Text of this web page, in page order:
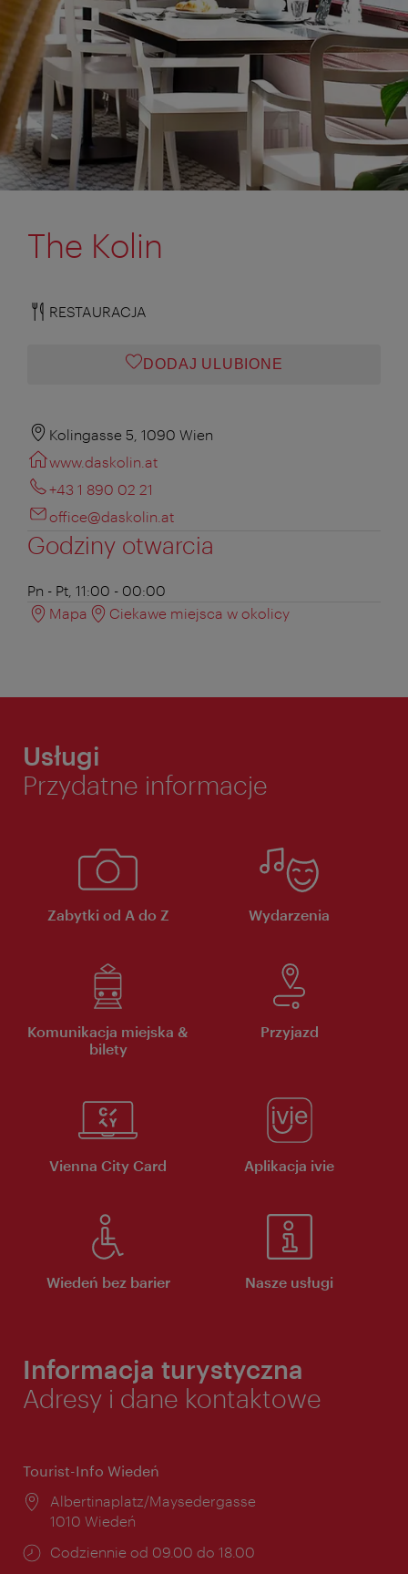
The Kolin
RESTAURACJA
DODAJ ULUBIONE
Kolingasse 5, 1090 Wien
www.daskolin.at
+43 1 890 02 21
office@daskolin.at
Godziny otwarcia
Pn - Pt, 11:00 - 00:00
Mapa
Ciekawe miejsca w okolicy
Usługi
Przydatne informacje
Zabytki od A do Z Wydarzenia
Komunikacja miejska &
bilety
Przyjazd
Vienna City Card Aplikacja ivie
Wiedeń bez barier Nasze usługi
Informacja turystyczna
Adresy i dane kontaktowe
Tourist-Info Wiedeń
Miejsce:
Albertinaplatz/Maysedergasse
1010 Wiedeń
Godziny
Codziennie od 09.00 do 18.00